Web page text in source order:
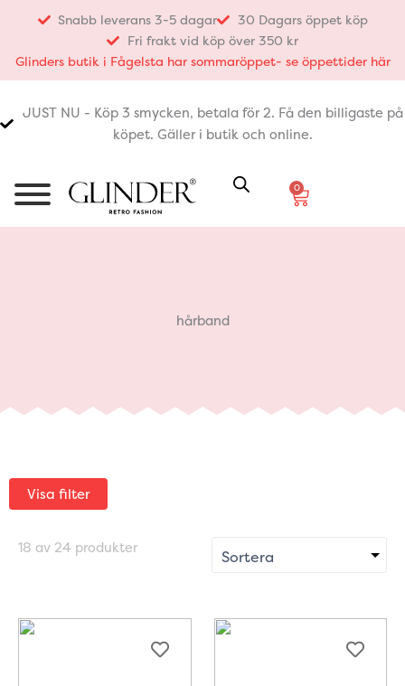
innehåll
Snabb leverans 3-5 dagar
30 Dagars öppet köp
Fri frakt vid köp över 350 kr
Glinders butik i Fågelsta har sommaröppet- se öppettider här
JUST NU - Köp 3 smycken, betala för 2. Få den billigaste på
köpet. Gäller i butik och online.
0
Varukorg
hårband
Visa filter
18 av 24 produkter